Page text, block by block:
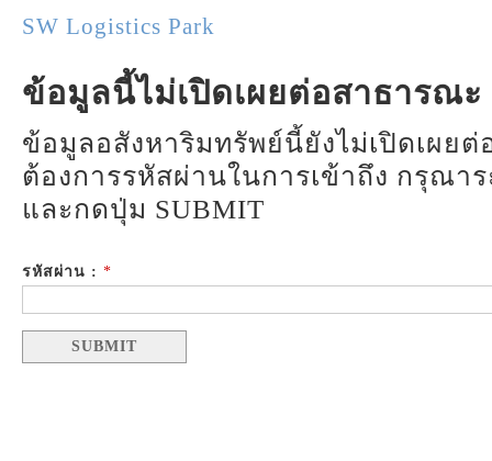
SW Logistics Park
ข้อมูลนี้ไม่เปิดเผยต่อสาธารณะ
ข้อมูลอสังหาริมทรัพย์นี้ยังไม่เปิดเผย
ต้องการรหัสผ่านในการเข้าถึง กรุณา
และกดปุ่ม SUBMIT
รหัสผ่าน : *